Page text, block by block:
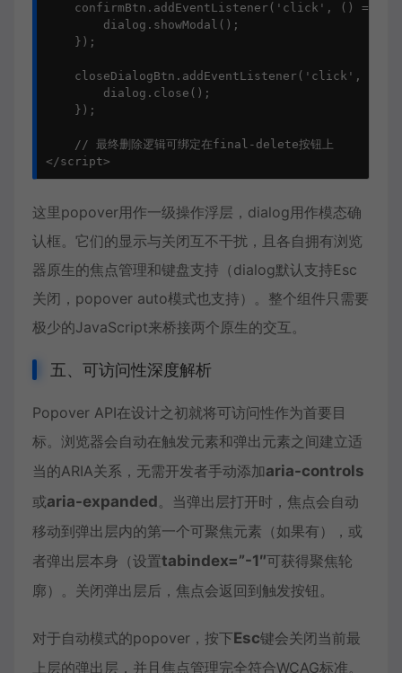
    confirmBtn.addEventListener('click', () => {
        dialog.showModal();
    });
closeDialogBtn.addEventListener('click', ()
        dialog.close();
    });
    // 最终删除逻辑可绑定在final-delete按钮上
</script>
这里popover用作一级操作浮层，dialog用作模态确
认框。它们的显示与关闭互不干扰，且各自拥有浏览
器原生的焦点管理和键盘支持（dialog默认支持Esc
关闭，popover auto模式也支持）。整个组件只需要
极少的JavaScript来桥接两个原生的交互。
五、可访问性深度解析
Popover API在设计之初就将可访问性作为首要目
标。浏览器会自动在触发元素和弹出元素之间建立适
当的ARIA关系，无需开发者手动添加aria-controls
或aria-expanded。当弹出层打开时，焦点会自动
移动到弹出层内的第一个可聚焦元素（如果有），或
者弹出层本身（设置tabindex=”-1″可获得聚焦轮
廓）。关闭弹出层后，焦点会返回到触发按钮。
对于自动模式的popover，按下Esc键会关闭当前最
上层的弹出层，并且焦点管理完全符合WCAG标准。